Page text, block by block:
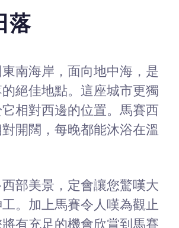
落
南海岸，面向地中海，是
絕佳地點。這座城市更獨
相對西邊的位置。馬賽西
開闊，每晚都能沐浴在溫
部美景，定會讓您驚嘆大
。加上馬賽令人嘆為觀止
有充足的機會欣賞到馬賽